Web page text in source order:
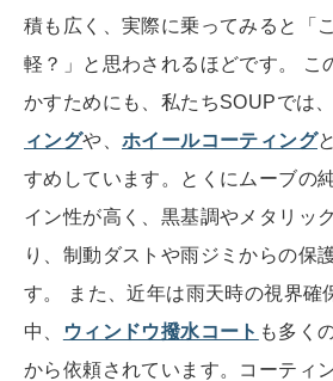
積も広く、実際に乗ってみると「
軽？」と思わされるほどです。 こ
かすためにも、私たちSOUPでは、
ィングや、ホイールコーティング
すめしています。とくにムーブの
イン性が高く、黒基調やメタリッ
り、制動ダストや雨ジミからの保
す。 また、近年は雨天時の視界確
中、
ウィンドウ撥水コート も多く
から依頼されています。コーティ